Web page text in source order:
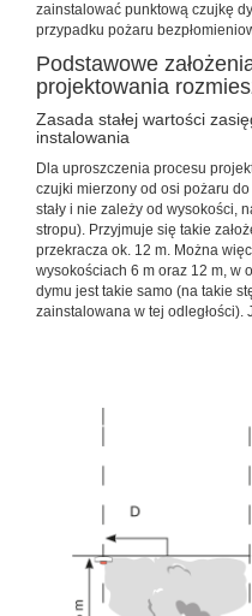
zainstalować punktową czujkę
przypadku pożaru
Podstawowe
projektowania
Zasada stałej wartości
instalowania
Dla uproszczenia procesu
czujki mierzony od osi pożaru
stały i nie zależy od wysokości,
stropu). Przyjmuje się takie
przekracza ok. 12 m. Można
wysokościach 6 m oraz 12 m, w
dymu jest takie samo (na takie
zainstalowana w tej odległości).